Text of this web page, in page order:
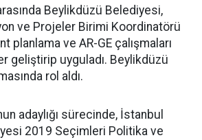
Beylikdüzü Belediyesi,
ve Projeler Birimi Koordinatörü
planlama ve AR-GE çalışmaları
geliştirip uyguladı. Beylikdüzü
rol aldı.
adaylığı sürecinde, İstanbul
2019 Seçimleri Politika ve